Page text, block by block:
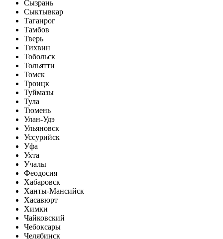
Сызрань
Сыктывкар
Таганрог
Тамбов
Тверь
Тихвин
Тобольск
Тольятти
Томск
Троицк
Туймазы
Тула
Тюмень
Улан-Удэ
Ульяновск
Уссурийск
Уфа
Ухта
Учалы
Феодосия
Хабаровск
Ханты-Мансийск
Хасавюрт
Химки
Чайковский
Чебоксары
Челябинск